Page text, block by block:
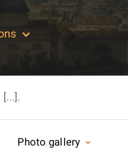
[...].
Photo gallery